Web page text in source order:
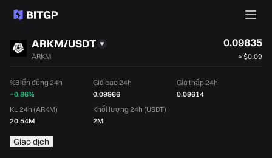
ARKM/USDT
ARKM
0.09835
≈ $0.09
%Biến động 24h
+0.86%
Giá cao 24h
0.09966
Giá thấp 24h
0.09614
KL 24h (ARKM)
20.54M
Khối lượng 24h (USDT)
2M
Giao dịch